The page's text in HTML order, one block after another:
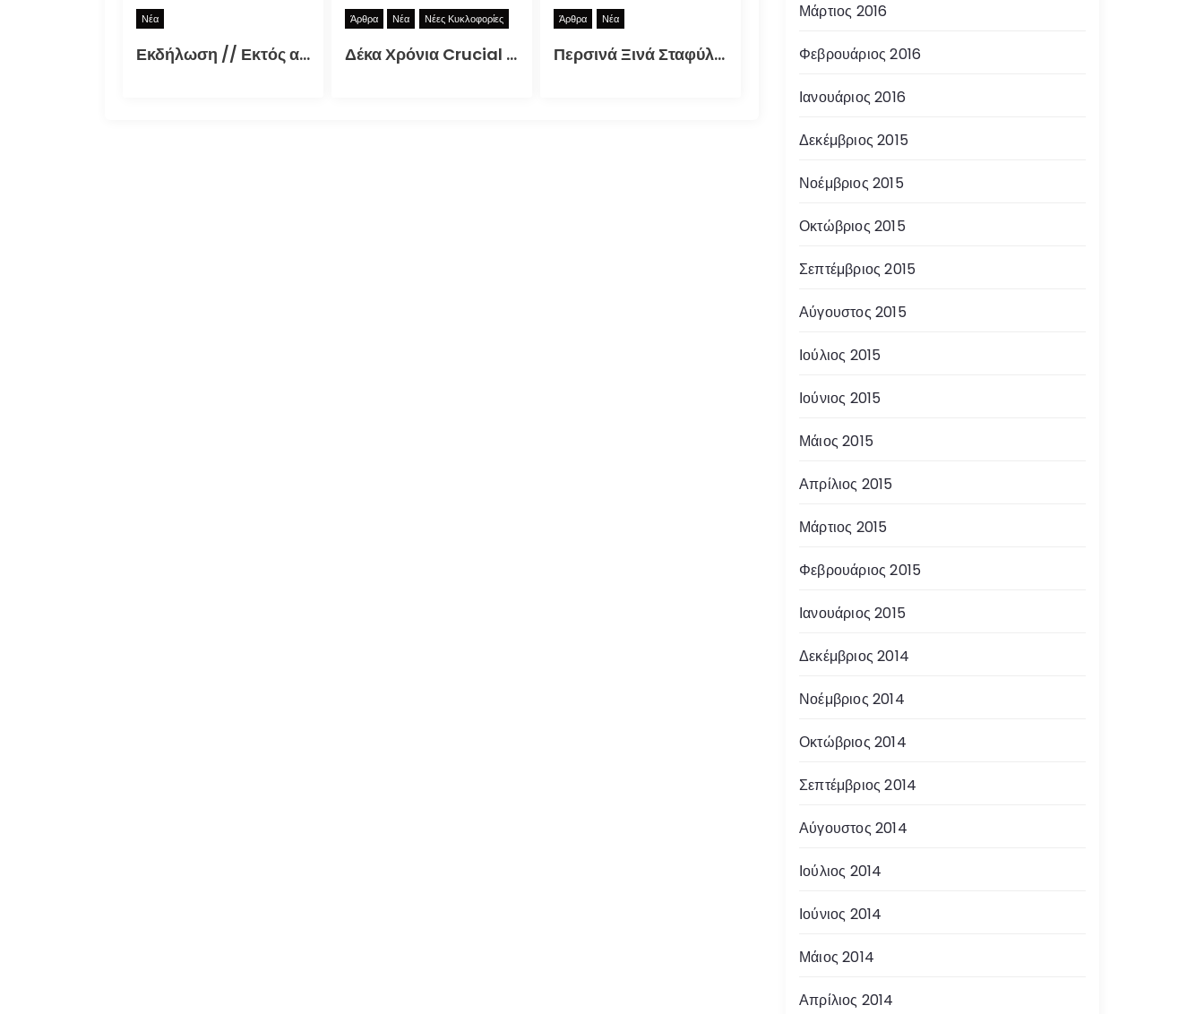
Νέα
Εκδήλωση // Εκτός αρχείου: Τα ελληνικά φανζίν στην εποχή της τεκμηρίωσης (30.09.2021)
Άρθρα Νέα Νέες Κυκλοφορίες
Δέκα Χρόνια Crucial Zine + Πλούσια Δώρα!
Άρθρα Νέα
Περσινά Ξινά Σταφύλια: Κώστας Μανιατόπουλος “Αυτοσκατατροφή”, Έκθεση 2018
Μάρτιος 2016
Φεβρουάριος 2016
Ιανουάριος 2016
Δεκέμβριος 2015
Νοέμβριος 2015
Οκτώβριος 2015
Σεπτέμβριος 2015
Αύγουστος 2015
Ιούλιος 2015
Ιούνιος 2015
Μάιος 2015
Απρίλιος 2015
Μάρτιος 2015
Φεβρουάριος 2015
Ιανουάριος 2015
Δεκέμβριος 2014
Νοέμβριος 2014
Οκτώβριος 2014
Σεπτέμβριος 2014
Αύγουστος 2014
Ιούλιος 2014
Ιούνιος 2014
Μάιος 2014
Απρίλιος 2014